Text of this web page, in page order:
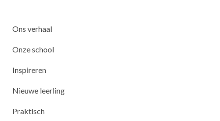
Ons verhaal
Onze school
Inspireren
Nieuwe leerling
Praktisch